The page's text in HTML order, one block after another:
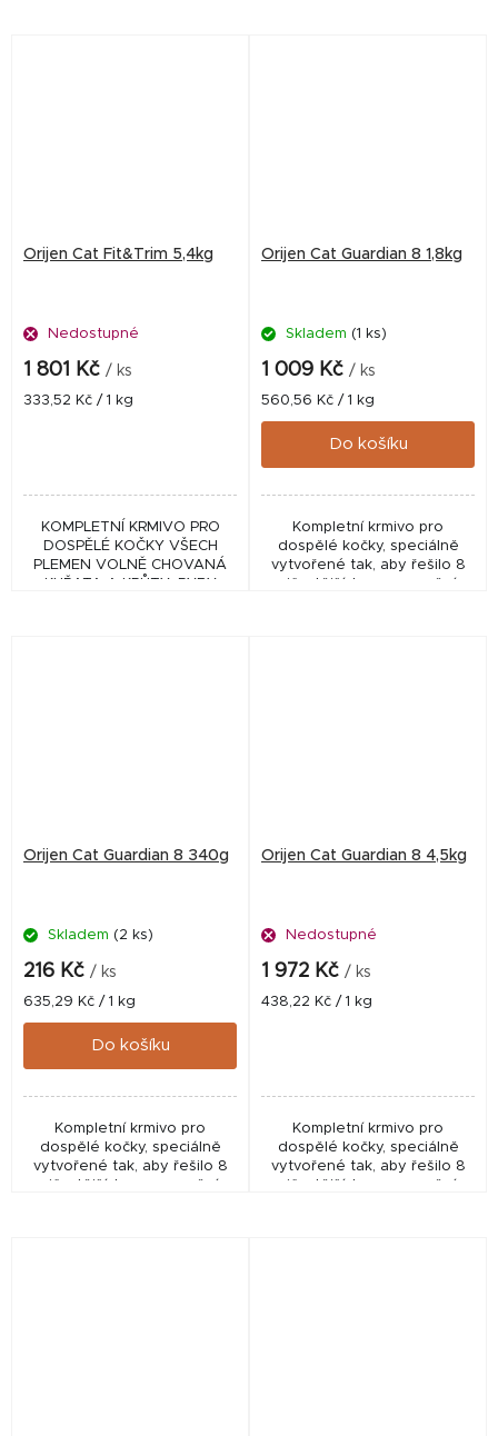
Orijen Cat Fit&Trim 5,4kg
Nedostupné
1 801 Kč / ks
Měrná
333,52 Kč / 1 kg
KOMPLETNÍ KRMIVO PRO
DOSPĚLÉ KOČKY VŠECH
PLEMEN VOLNĚ CHOVANÁ
KUŘATA A KRŮTY, RYBY
Orijen Cat Guardian 8 1,8kg
Skladem (1 ks)
1 009 Kč / ks
Měrná
cena:
560,56 Kč / 1 kg
Do košíku
Kompletní krmivo pro
dospělé kočky, speciálně
vytvořené tak, aby řešilo 8
nejčastějších onemocnění u
Orijen Cat Guardian 8 340g
Skladem (2 ks)
216 Kč / ks
Měrná
cena:
635,29 Kč / 1 kg
Do košíku
Kompletní krmivo pro
dospělé kočky, speciálně
vytvořené tak, aby řešilo 8
Orijen Cat Guardian 8 4,5kg
Nedostupné
1 972 Kč / ks
Měrná
438,22 Kč / 1 kg
Kompletní krmivo pro
dospělé kočky, speciálně
vytvořené tak, aby řešilo 8